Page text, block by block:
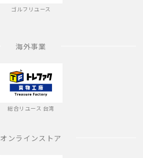
ゴルフリユース
海外事業
総合リユース 台湾
オンラインストア